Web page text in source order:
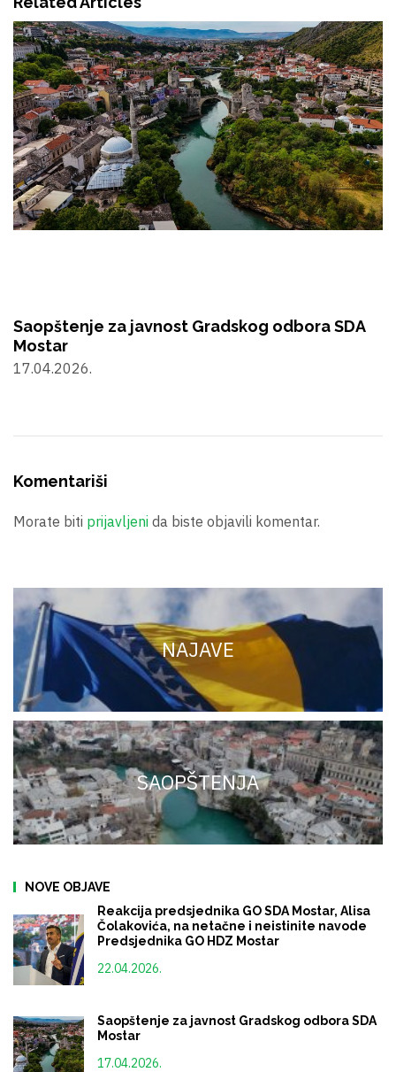
Saopštenje za javnost Gradskog odbora SDA
Mostar
17.04.2026.
Komentariši
Morate biti prijavljeni da biste objavili komentar.
NAJAVE
SAOPŠTENJA
NOVE OBJAVE
Reakcija predsjednika GO SDA Mostar, Alisa
Čolakovića, na netačne i neistinite navode
Predsjednika GO HDZ Mostar
22.04.2026.
Saopštenje za javnost Gradskog odbora SDA
Mostar
17.04.2026.